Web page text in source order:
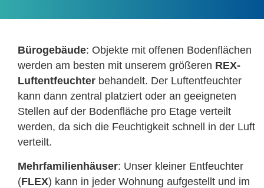
Bürogebäude: Objekte mit offenen Bodenflächen
werden am besten mit unserem größeren REX-
Luftentfeuchter behandelt. Der Luftentfeuchter
kann dann zentral platziert oder an geeigneten
Stellen auf der Bodenfläche pro Etage verteilt
werden, da sich die Feuchtigkeit schnell in der Luft
verteilt.
Mehrfamilienhäuser: Unser kleiner Entfeuchter
(FLEX) kann in jeder Wohnung aufgestellt und im